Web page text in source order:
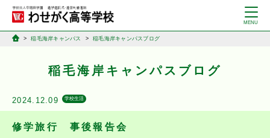
稲毛海岸キャンパス 稲毛海岸キャンパスブログ
稲毛海岸キャンパスブログ
2024.12.09 学校生活
修学旅行 事後報告会